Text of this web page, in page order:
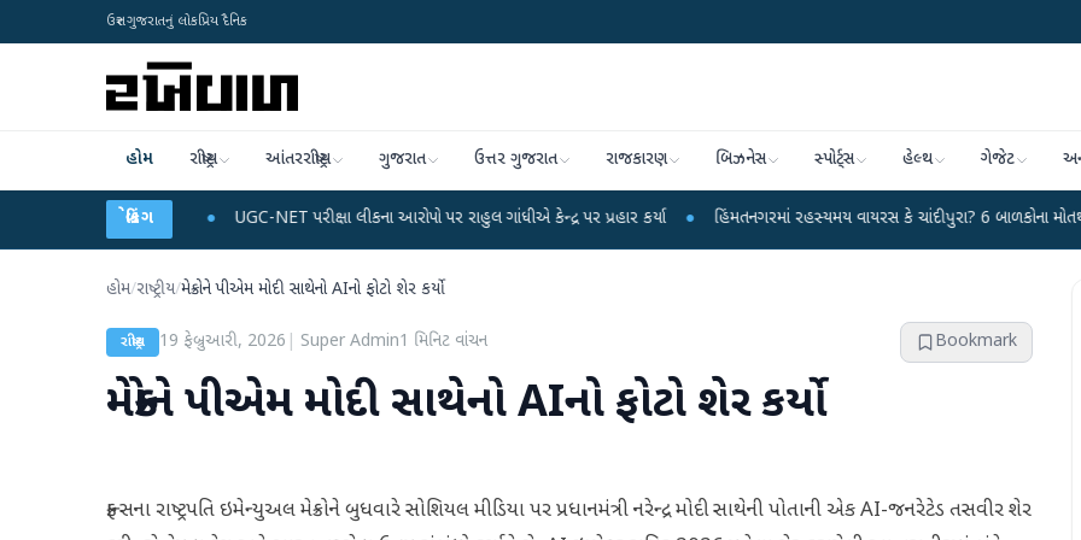
ઉત્તર ગુજરાતનું લોકપ્રિય દૈનિક
હોમ રાષ્ટ્રીય આંતરરાષ્ટ્રીય ગુજરાત ઉત્તર ગુજરાત રાજકારણ બિઝનેસ સ્પોર્ટ્સ હેલ્થ ગેજેટ
બ્રેકિંગ
UGC-NET પરીક્ષા લીકના આરોપો પર રાહુલ ગાંધીએ કેન્દ્ર પર પ્રહાર કર્યા ● હિંમતનગરમાં રહસ્યમય વાયરસ કે ચાંદીપુરા? 6 બાળકોના મોતથી ફફડાટ ●
હોમ/રાષ્ટ્રીય/મેક્રોને પીએમ મોદી સાથેનો AIનો ફોટો શેર કર્યો
રાષ્ટ્રીય 19 ફેબ્રુઆરી, 2026 Super Admin1 મિનિટ વાંચન Bookmark
મેક્રોને પીએમ મોદી સાથેનો AIનો ફોટો શેર કર્યો
ફ્રાન્સના રાષ્ટ્રપતિ ઇમેન્યુઅલ મેક્રોને બુધવારે સોશિયલ મીડિયા પર પ્રધાનમંત્રી નરેન્દ્ર મોદી સાથેની પોતાની એક AI-જનરેટેડ તસવીર શેર